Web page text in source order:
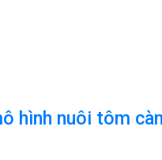
hình nuôi tôm